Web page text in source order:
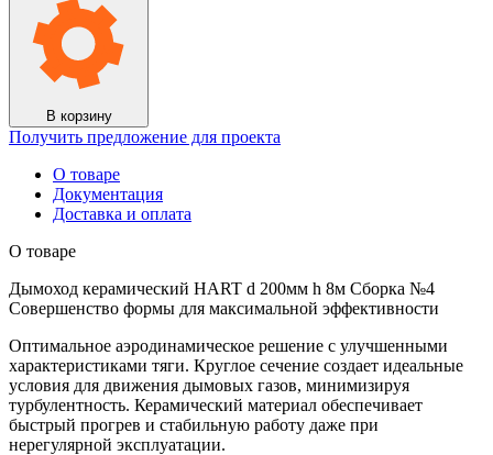
200мм
В корзину
Получить предложение для проекта
О товаре
Документация
Доставка и оплата
О товаре
Дымоход керамический HART d 200мм h 8м Сборка №4
Совершенство формы для максимальной эффективности
Оптимальное аэродинамическое решение с улучшенными
характеристиками тяги. Круглое сечение создает идеальные
условия для движения дымовых газов, минимизируя
турбулентность. Керамический материал обеспечивает
быстрый прогрев и стабильную работу даже при
нерегулярной эксплуатации.